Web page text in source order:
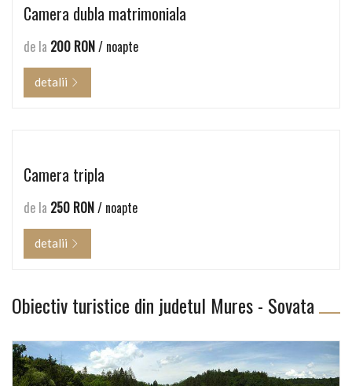
Camera dubla matrimoniala
de la 200 RON/ noapte
detalii
Camera tripla
de la 250 RON/ noapte
detalii
Obiectiv turistice din judetul Mures - Sovata